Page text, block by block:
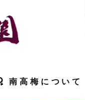
南高梅について